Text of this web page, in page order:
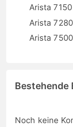
Arista 7150
Arista
Arista 7500
Bestehende
Noch keine